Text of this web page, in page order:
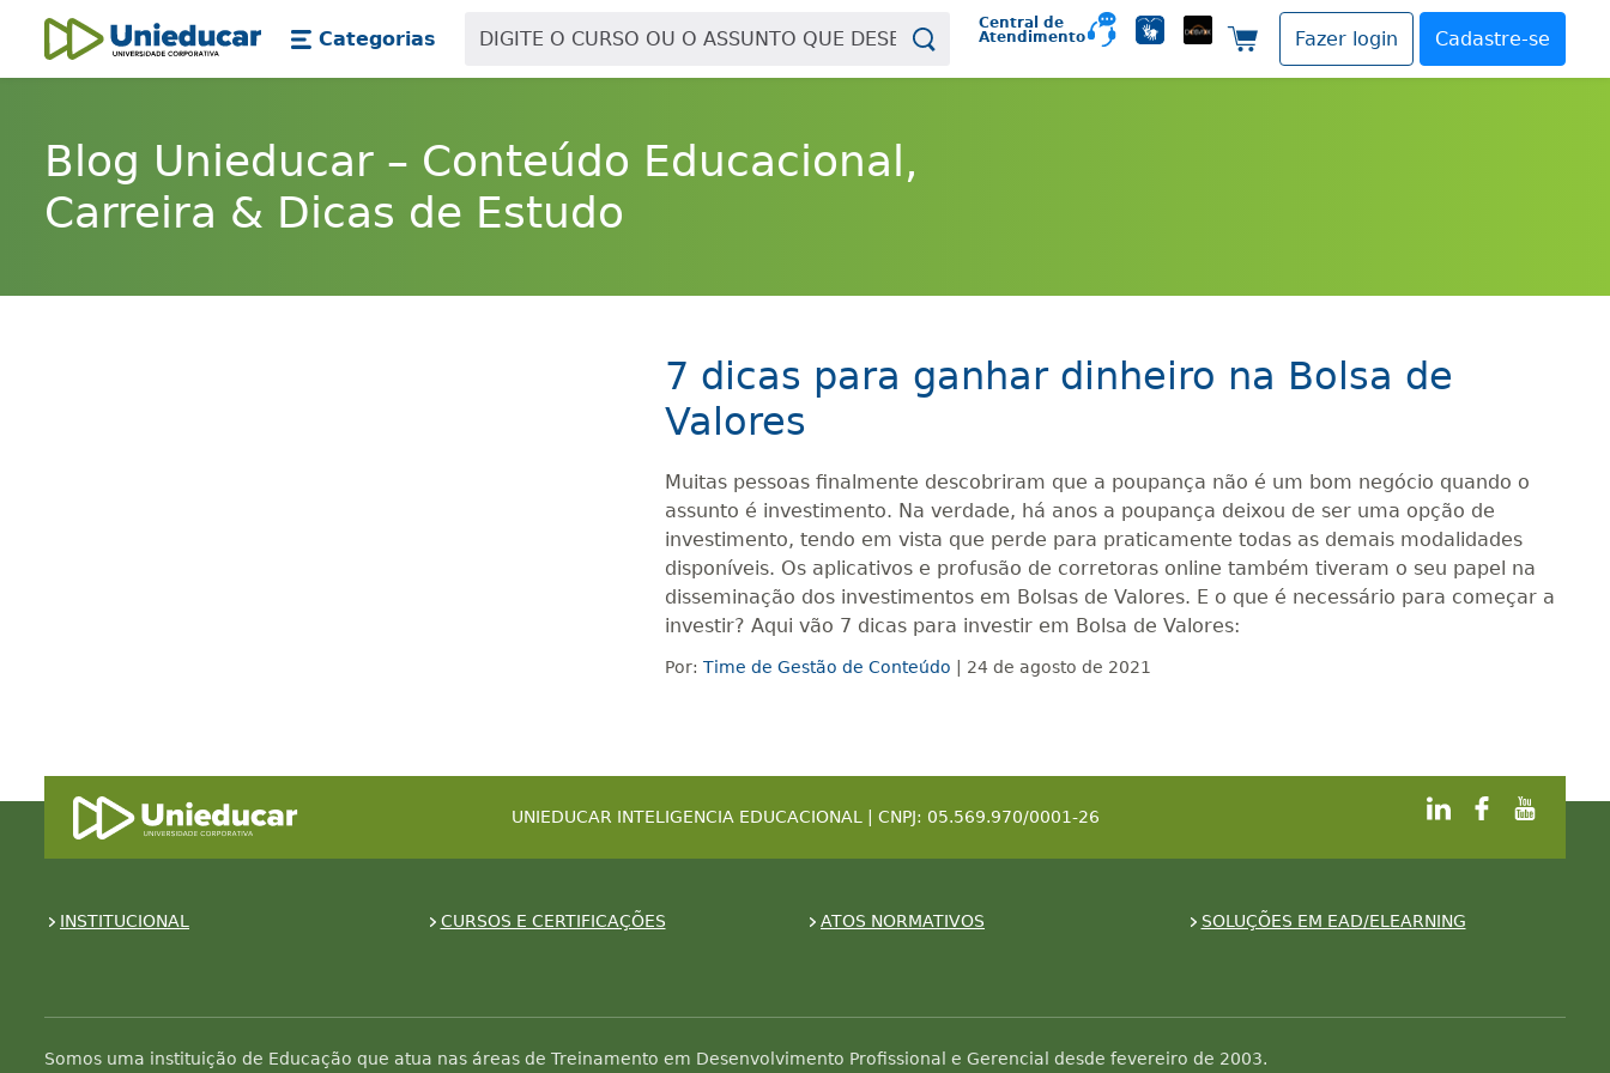
Skip main navigation
Skip to main content
Unieducar
Categorias
Central de
Atendimento
Carrinho de compras
Fazer login Cadastre-se
Blog Unieducar – Conteúdo Educacional,
Carreira & Dicas de Estudo
7 dicas para ganhar dinheiro na Bolsa de
Valores
Muitas pessoas finalmente descobriram que a poupança não é um bom negócio quando o
assunto é investimento. Na verdade, há anos a poupança deixou de ser uma opção de
investimento, tendo em vista que perde para praticamente todas as demais modalidades
disponíveis. Os aplicativos e profusão de corretoras online também tiveram o seu papel na
disseminação dos investimentos em Bolsas de Valores. E o que é necessário para começar a
investir? Aqui vão 7 dicas para investir em Bolsa de Valores:
Por: Time de Gestão de Conteúdo | 24 de agosto de 2021
UNIEDUCAR INTELIGENCIA EDUCACIONAL | CNPJ: 05.569.970/0001-26
INSTITUCIONAL CURSOS E CERTIFICAÇÕES ATOS NORMATIVOS SOLUÇÕES EM EAD/ELEARNING
Somos uma instituição de Educação que atua nas áreas de Treinamento em Desenvolvimento Profissional e Gerencial desde fevereiro de 2003.